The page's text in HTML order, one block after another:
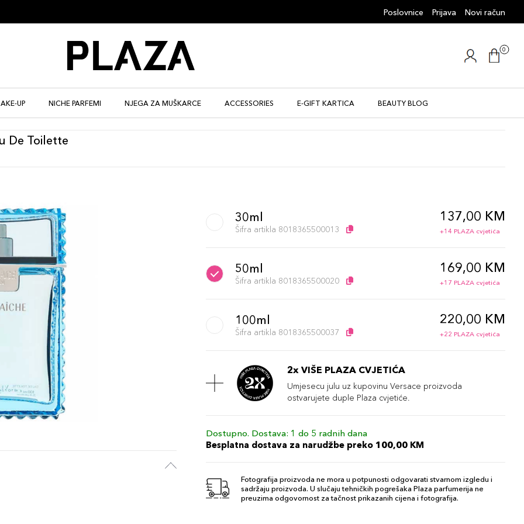
Poslovnice Prijava Novi račun
0
UP NICHE PARFEMI NJEGA ZA MUŠKARCE ACCESSORIES E-GIFT KARTICA BEAUTY BLOG
De Toilette
30ml
Šifra artikla 8018365500013
137,00 KM
+14 PLAZA cvjetića
50ml
Šifra artikla 8018365500020
169,00 KM
+17 PLAZA cvjetića
100ml
Šifra artikla 8018365500037
220,00 KM
+22 PLAZA cvjetića
2x VIŠE PLAZA CVJETIĆA
Umjesecu julu uz kupovinu Versace proizvoda
ostvarujete duple Plaza cvjetiće.
Dostupno. Dostava: 1 do 5 radnih dana
Besplatna dostava za narudžbe preko 100,00 KM
Fotografija proizvoda ne mora u potpunosti odgovarati stvarnom izgledu i
sadržaju proizvoda. U slučaju tehničkih pogrešaka Plaza parfumerija ne
preuzima odgovornost za tačnost prikazanih cijena i fotografija.